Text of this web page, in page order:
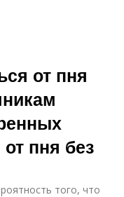
от пня
пня без
того, что